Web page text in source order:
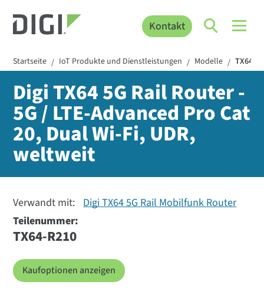
Kontakt
Startseite / IoT Produkte und Dienstleistungen / Modelle / TX64-
Digi TX64 5G Rail Router -
5G / LTE-Advanced Pro Cat
20, Dual Wi-Fi, UDR,
weltweit
Verwandt mit: Digi TX64 5G Rail Mobilfunk Router
Teilenummer:
TX64-R210
Kaufoptionen anzeigen